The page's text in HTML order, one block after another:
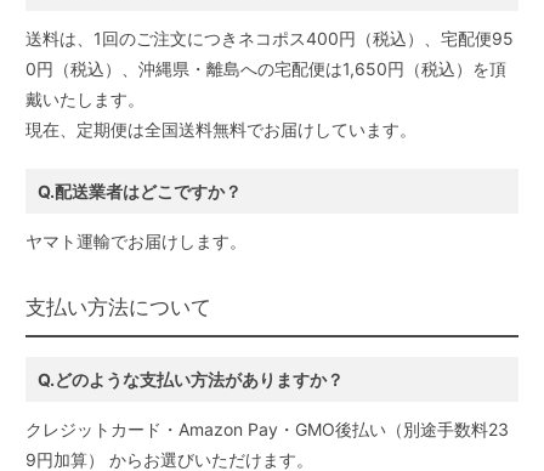
送料は、1回のご注文につきネコポス400円（税込）、宅配便95
0円（税込）、沖縄県・離島への宅配便は1,650円（税込）を頂
戴いたします。
現在、定期便は全国送料無料でお届けしています。
Q.配送業者はどこですか？
ヤマト運輸でお届けします。
支払い方法について
Q.どのような支払い方法がありますか？
クレジットカード・Amazon Pay・GMO後払い（別途手数料23
9円加算） からお選びいただけます。